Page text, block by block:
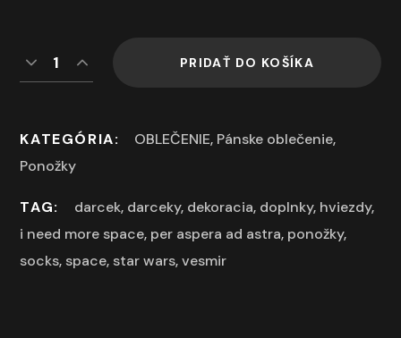
PRIDAŤ DO KOŠÍKA
KATEGÓRIA: OBLEČENIE, Pánske oblečenie,
Ponožky
TAG: darcek, darceky, dekoracia, doplnky, hviezdy,
i need more space, per aspera ad astra, ponožky,
socks, space, star wars,vesmir